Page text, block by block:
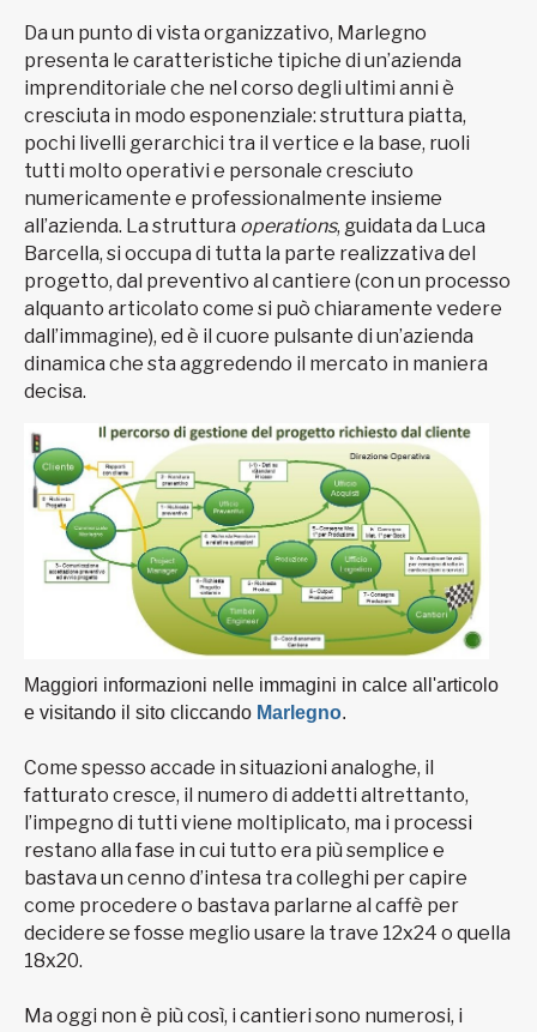
Da un punto di vista organizzativo, Marlegno
presenta le caratteristiche tipiche di un’azienda
imprenditoriale che nel corso degli ultimi anni è
cresciuta in modo esponenziale: struttura piatta,
pochi livelli gerarchici tra il vertice e la base, ruoli
tutti molto operativi e personale cresciuto
numericamente e professionalmente insieme
all’azienda. La struttura operations, guidata da Luca
Barcella, si occupa di tutta la parte realizzativa del
progetto, dal preventivo al cantiere (con un processo
alquanto articolato come si può chiaramente vedere
dall’immagine), ed è il cuore pulsante di un’azienda
dinamica che sta aggredendo il mercato in maniera
decisa.
Maggiori informazioni nelle immagini in calce all'articolo
e visitando il sito cliccando Marlegno.
Come spesso accade in situazioni analoghe, il
fatturato cresce, il numero di addetti altrettanto,
l’impegno di tutti viene moltiplicato, ma i processi
restano alla fase in cui tutto era più semplice e
bastava un cenno d’intesa tra colleghi per capire
come procedere o bastava parlarne al caffè per
decidere se fosse meglio usare la trave 12x24 o quella
18x20.
Ma oggi non è più così, i cantieri sono numerosi, i